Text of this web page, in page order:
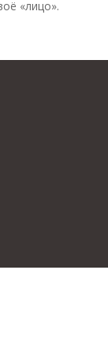
«лицо».